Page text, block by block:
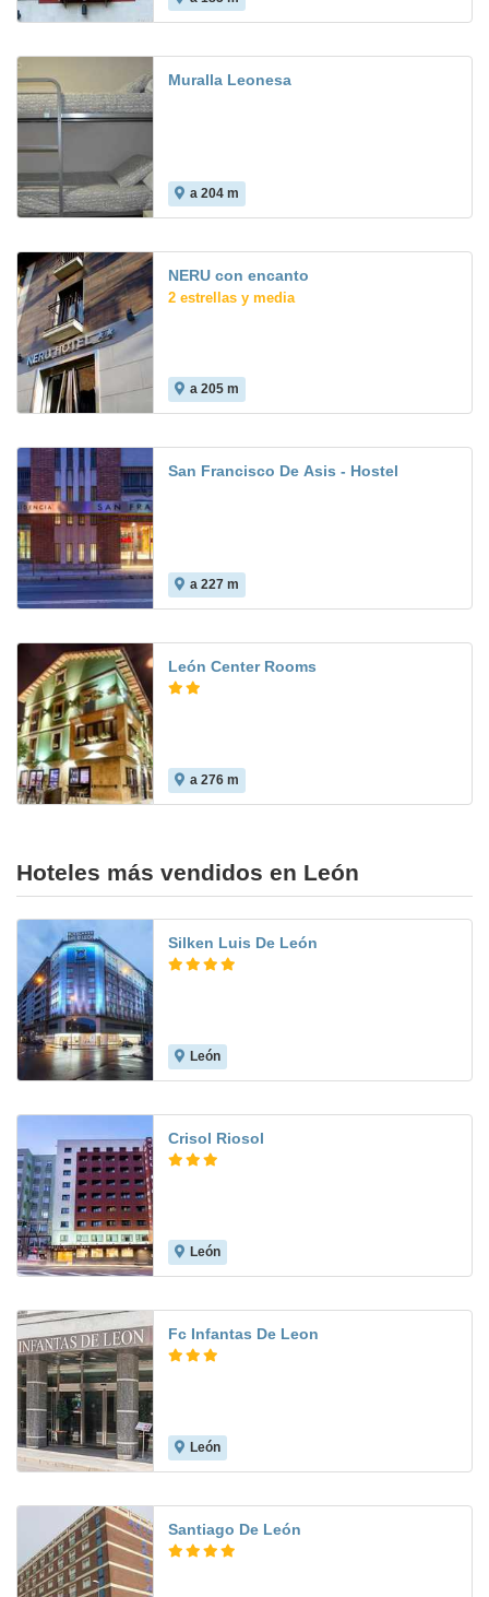
Muralla Leonesa
a 204 m
NERU con encanto
2 estrellas y media
a 205 m
San Francisco De Asis - Hostel
a 227 m
León Center Rooms
a 276 m
Hoteles más vendidos en León
Silken Luis De León
León
Crisol Riosol
León
Fc Infantas De Leon
León
Santiago De León